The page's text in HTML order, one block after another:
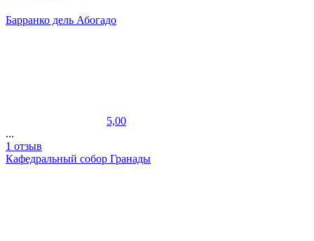
Барранко дель Абогадо
5,00
...
1 отзыв
Кафедральный собор Гранады